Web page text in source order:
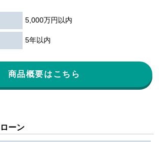
5,000万円以内
5年以内
商品概要はこちら
ーン